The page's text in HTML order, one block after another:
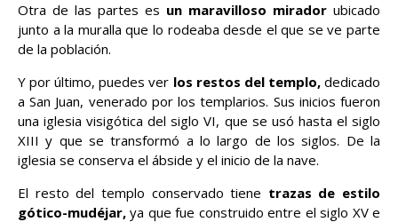
Otra de las partes es un maravilloso mirador ubicado
junto a la muralla que lo rodeaba desde el que se ve parte
de la población.
Y por último, puedes ver los restos del templo,dedicado
a San Juan, venerado por los templarios. Sus inicios fueron
una iglesia visigótica del siglo VI, que se usó hasta el siglo
XIII y que se transformó a lo largo de los siglos. De la
iglesia se conserva el ábside y el inicio de la nave.
El resto del templo conservado tiene trazas de estilo
gótico-mudéjar, ya que fue construido entre el siglo XV e